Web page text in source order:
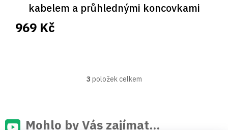
kabelem a průhlednými koncovkami
969 Kč
O
d
3 položek celkem
Mohlo by Vás zajímat...